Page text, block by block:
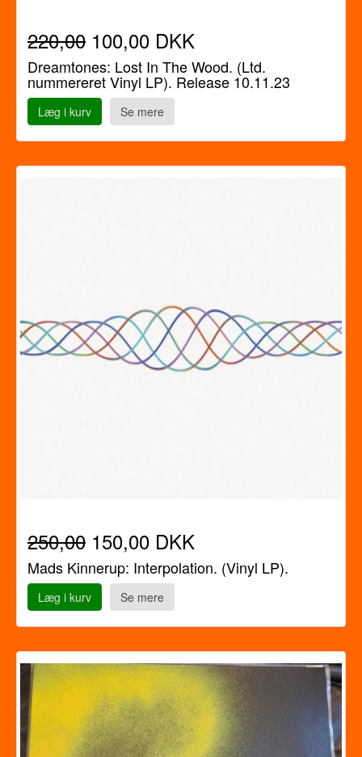
220,00 100,00 DKK
Dreamtones: Lost In The Wood. (Ltd.
nummereret Vinyl LP). Release 10.11.23
Læg i kurv Se mere
250,00 150,00 DKK
Mads Kinnerup: Interpolation. (Vinyl LP).
Læg i kurv Se mere